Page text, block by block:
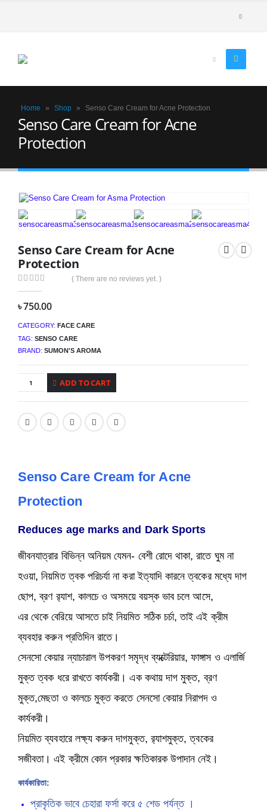
Home » Shop » Senso Care Cream for Acne Protection
Senso Care Cream for Acne
Protection
Senso Care Cream for Acne
Protection
0out of 5
( There are no reviews yet. )
৳750.00
CATEGORY: FACE CARE
TAG: SENSO CARE
BRAND: SUMON'S AROMA
ADD TO CART
Senso Care Cream for Acne
Protection
Reduces age marks and Dark Sports
জীবনযাত্রার বিভিন্ন অনিয়ম যেমন- বেশী রোদে থাকা, রাতে ঘুম না
হওয়া, নিয়মিত ত্বক পরিচর্যা না করা ইত্যাদি কারনে ত্বকের মধ্যে দাগ
ছোপ, ব্রণ র‌্যাশ, কালচে ও অসময়ে বয়স্ক ভাব চলে আসে,
এর থেকে বেরিয়ে আসতে চাই নিয়মিত সঠিক চর্চা, তাই এই ক্রীম
ব্যবহার করুন প্রতিদিন রাতে।
সেনসো কেয়ার ন্যাচারাল উপকরণ সমৃদ্ধ ব্যক্টেরিয়ার, ফাঙ্গাস ও এলার্জি
মুক্ত ত্বক ধরে রাখতে কার্যকরী। এক কথায় দাগ মুক্ত, ব্রণ
মুক্ত,মেছতা ও কালচে মুক্ত করতে সেনসো কেয়ার নিরাপদ ও
কার্যকরী।
নিয়মিত ব্যবহারে লক্ষ্য করুন দাগমুক্ত, র‌্যাশমুক্ত, ত্বকের
সজীবতা। এই ক্রীমে কোন প্রকার ক্ষতিকারক উপাদান নেই।
কার্যকারিতা:
প্রাকৃতিক ভাবে চেহারা ফর্সা করে ৫ শেড পর্যন্ত ।